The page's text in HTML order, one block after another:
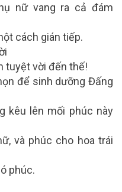
nữ vang ra cả đám
cách gián tiếp.
tuyệt vời đến thế!
để sinh dưỡng Đấng
kêu lên mối phúc này
và phúc cho hoa trái
phúc.